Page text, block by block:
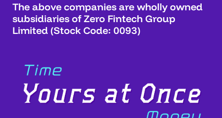
The above companies are wholly owned
subsidiaries of Zero Fintech Group
Limited (Stock Code: 0093)